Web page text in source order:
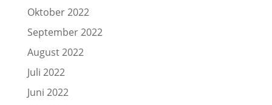
Oktober 2022
September 2022
August 2022
Juli 2022
Juni 2022